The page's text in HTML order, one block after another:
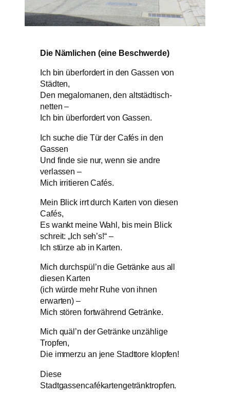
Die Nämlichen (eine Beschwerde)
Ich bin überfordert in den Gassen von
Städten,
Den megalomanen, den altstädtisch-
netten –
Ich bin überfordert von Gassen.
Ich suche die Tür der Cafés in den
Gassen
Und finde sie nur, wenn sie andre
verlassen –
Mich irritieren Cafés.
Mein Blick irrt durch Karten von diesen
Cafés,
Es wankt meine Wahl, bis mein Blick
schreit: „Ich seh’s!“ –
Ich stürze ab in Karten.
Mich durchspül’n die Getränke aus all
diesen Karten
(ich würde mehr Ruhe von ihnen
erwarten) –
Mich stören fortwährend Getränke.
Mich quäl’n der Getränke unzählige
Tropfen,
Die immerzu an jene Stadttore klopfen!
Diese
Stadtgassencafékartengetränktropfen.